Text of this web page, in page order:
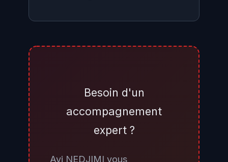
requis E5 ou E7. Mais pour
complète Defender, Purview et
Entra Suite, l'option E7 se justifie
Besoin d'un
accompagnement
expert ?
Ayi NEDJIMI vous